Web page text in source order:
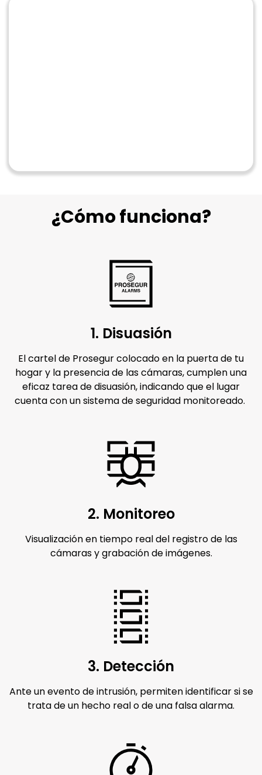
¿Cómo funciona?
1. Disuasión
El cartel de Prosegur colocado en la puerta de tu
hogar y la presencia de las cámaras, cumplen una
eficaz tarea de disuasión, indicando que el lugar
cuenta con un sistema de seguridad monitoreado.
2. Monitoreo
Visualización en tiempo real del registro de las
cámaras y grabación de imágenes.
3. Detección
Ante un evento de intrusión, permiten identificar si se
trata de un hecho real o de una falsa alarma.